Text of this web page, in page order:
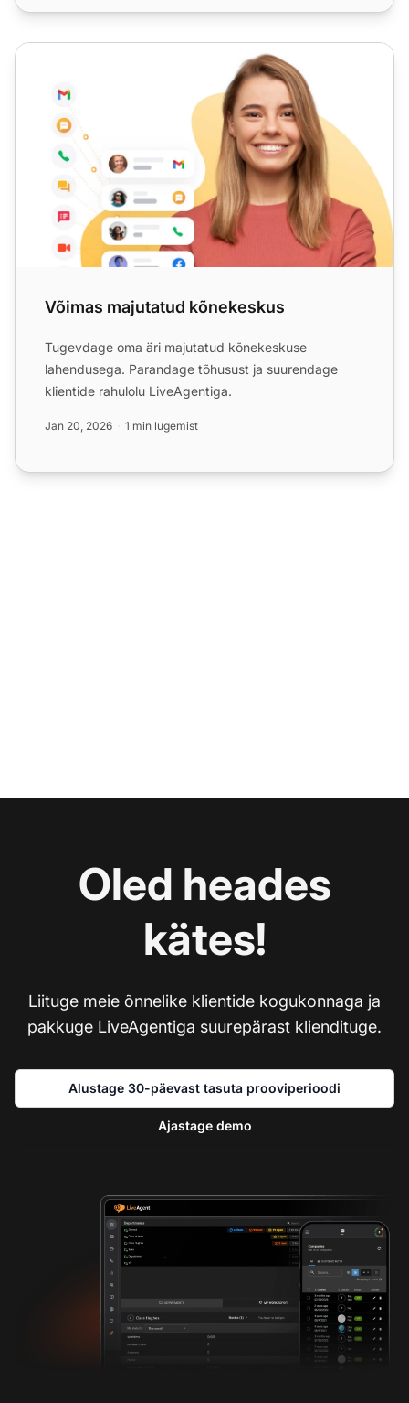
Võimas majutatud kõnekeskus
Võimas majutatud kõnekeskus
Tugevdage oma äri majutatud kõnekeskuse
lahendusega. Parandage tõhusust ja suurendage
klientide rahulolu LiveAgentiga.
Jan 20, 2026 1 min lugemist
Oled heades
kätes!
Liituge meie õnnelike klientide kogukonnaga ja
pakkuge LiveAgentiga suurepärast kliendituge.
Alustage 30-päevast tasuta prooviperioodi
Ajastage demo